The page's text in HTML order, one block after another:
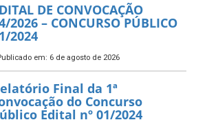
DE CONVOCAÇÃO
2026 – CONCURSO PÚBLICO
2024
em: 6 de agosto de 2026
Final da 1ª
do Concurso
Edital nº 01/2024